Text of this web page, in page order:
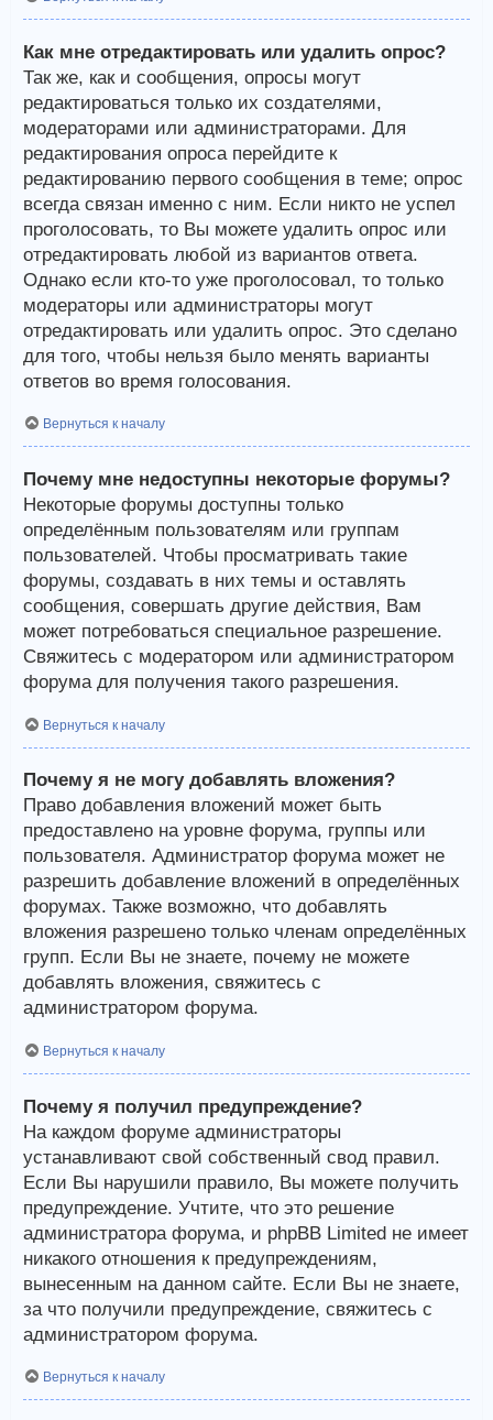
Как мне отредактировать или удалить опрос?
Так же, как и сообщения, опросы могут
редактироваться только их создателями,
модераторами или администраторами. Для
редактирования опроса перейдите к
редактированию первого сообщения в теме; опрос
всегда связан именно с ним. Если никто не успел
проголосовать, то Вы можете удалить опрос или
отредактировать любой из вариантов ответа.
Однако если кто-то уже проголосовал, то только
модераторы или администраторы могут
отредактировать или удалить опрос. Это сделано
для того, чтобы нельзя было менять варианты
ответов во время голосования.
Вернуться к началу
Почему мне недоступны некоторые форумы?
Некоторые форумы доступны только
определённым пользователям или группам
пользователей. Чтобы просматривать такие
форумы, создавать в них темы и оставлять
сообщения, совершать другие действия, Вам
может потребоваться специальное разрешение.
Свяжитесь с модератором или администратором
форума для получения такого разрешения.
Вернуться к началу
Почему я не могу добавлять вложения?
Право добавления вложений может быть
предоставлено на уровне форума, группы или
пользователя. Администратор форума может не
разрешить добавление вложений в определённых
форумах. Также возможно, что добавлять
вложения разрешено только членам определённых
групп. Если Вы не знаете, почему не можете
добавлять вложения, свяжитесь с
администратором форума.
Вернуться к началу
Почему я получил предупреждение?
На каждом форуме администраторы
устанавливают свой собственный свод правил.
Если Вы нарушили правило, Вы можете получить
предупреждение. Учтите, что это решение
администратора форума, и phpBB Limited не имеет
никакого отношения к предупреждениям,
вынесенным на данном сайте. Если Вы не знаете,
за что получили предупреждение, свяжитесь с
администратором форума.
Вернуться к началу